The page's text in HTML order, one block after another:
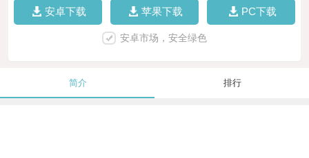
安卓下载 苹果下载 PC下载
安卓市场，安全绿色
简介 排行